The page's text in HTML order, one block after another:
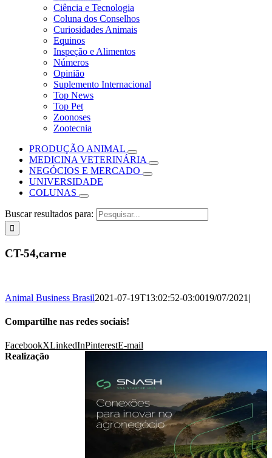
Ciência e Tecnologia
Coluna dos Conselhos
Curiosidades Animais
Equinos
Inspeção e Alimentos
Números
Opinião
Suplemento Internacional
Top News
Top Pet
Zoonoses
Zootecnia
PRODUÇÃO ANIMAL
MEDICINA VETERINÁRIA
NEGÓCIOS E MERCADO
UNIVERSIDADE
COLUNAS
Buscar resultados para:
CT-54,carne
Animal Business Brasil2021-07-19T13:02:52-03:0019/07/2021 |
Compartilhe nas redes sociais!
FacebookXLinkedInPinterestE-mail
Realização